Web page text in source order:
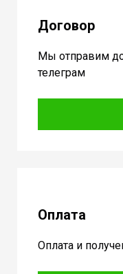
Договор
Мы отправим
телеграм
Оплата
Оплата и